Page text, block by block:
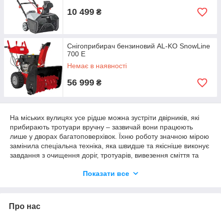
10 499 ₴
Снігоприбирач бензиновий AL-KO SnowLine
700 E
Немає в наявності
56 999 ₴
На міських вулицях усе рідше можна зустріти двірників, які
прибирають тротуари вручну – зазвичай вони працюють
лише у дворах багатоповерхівок. Їхню роботу значною мірою
замінила спеціальна техніка, яка швидше та якісніше виконує
завдання з очищення доріг, тротуарів, вивезення сміття та
застосування: міські прибиральні машини використовуються
автомагістралях як комунально-дорожня техніка.
Показати все
Про нас